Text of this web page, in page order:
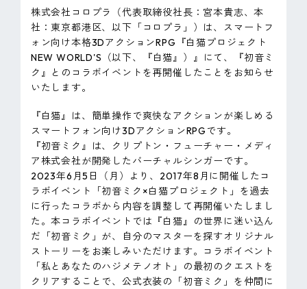
株式会社コロプラ（代表取締役社長：宮本貴志、本
社：東京都港区、以下「コロプラ」）は、スマートフ
ォン向け本格3DアクションRPG『白猫プロジェクト
NEW WORLD'S（以下、『白猫』）』にて、『初音ミ
ク』とのコラボイベントを再開催したことをお知らせ
いたします。
『白猫』は、簡単操作で爽快なアクションが楽しめる
スマートフォン向け3DアクションRPGです。
『初音ミク』は、クリプトン・フューチャー・メディ
ア株式会社が開発したバーチャルシンガーです。
2023年6月5日（月）より、2017年8月に開催したコ
ラボイベント「初音ミク×白猫プロジェクト」を過去
に行ったコラボから内容を調整して再開催いたしまし
た。本コラボイベントでは『白猫』の世界に迷い込ん
だ「初音ミク」が、自分のマスターを探すオリジナル
ストーリーをお楽しみいただけます。コラボイベント
「私とあなたのハジメテノオト」の最初のクエストを
クリアすることで、公式衣装の「初音ミク」を仲間に